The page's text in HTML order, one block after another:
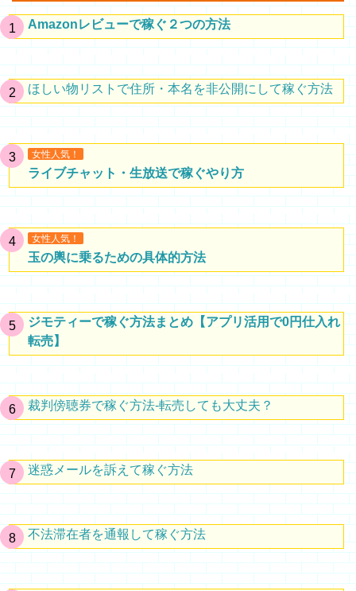
Amazonレビューで稼ぐ２つの方法
ほしい物リストで住所・本名を非公開にして稼ぐ方法
女性人気！
ライブチャット・生放送で稼ぐやり方
女性人気！
玉の輿に乗るための具体的方法
ジモティーで稼ぐ方法まとめ【アプリ活用で0円仕入れ
転売】
裁判傍聴券で稼ぐ方法-転売しても大丈夫？
迷惑メールを訴えて稼ぐ方法
不法滞在者を通報して稼ぐ方法